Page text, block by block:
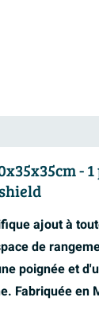
-
ajout à
de
poignée et
Fabriquée en